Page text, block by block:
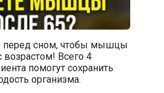
перед сном, чтобы мышцы
возрастом! Всего 4
помогут сохранить
организма.